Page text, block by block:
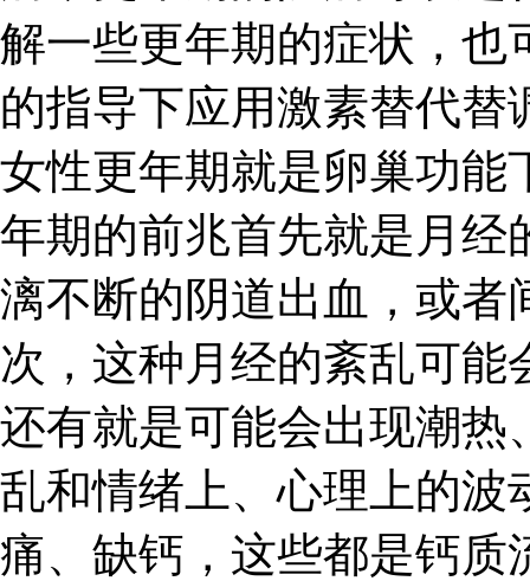
解一些更年期的症状，也
的指导下应用激素替代
女性更年期就是卵巢功能
年期的前兆首先就是月经
漓不断的阴道出血，或者
次，这种月经的紊乱可
还有就是可能会出现潮热
乱和情绪上、心理上的波
痛、缺钙，这些都是钙质